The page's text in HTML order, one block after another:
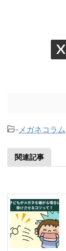
-メガネコラム
関連記事